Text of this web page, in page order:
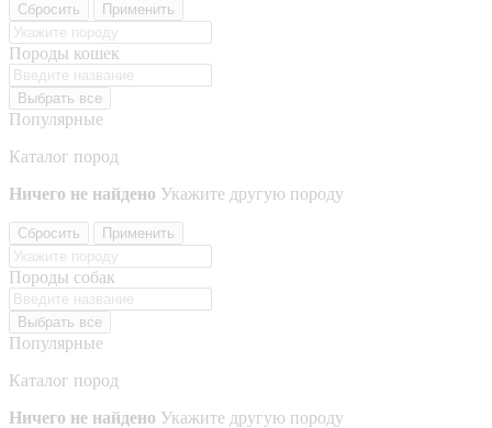
Сбросить Применить
Породы кошек
Выбрать все
Популярные
Каталог пород
Ничего не найдено Укажите другую породу
Сбросить Применить
Породы собак
Выбрать все
Популярные
Каталог пород
Ничего не найдено Укажите другую породу